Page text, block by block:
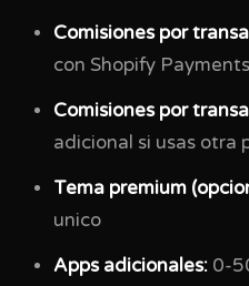
Comisiones por
con Shopify Payments
Comisiones por
adicional si usas otra
Tema premium
unico
Apps adicionales: 0-